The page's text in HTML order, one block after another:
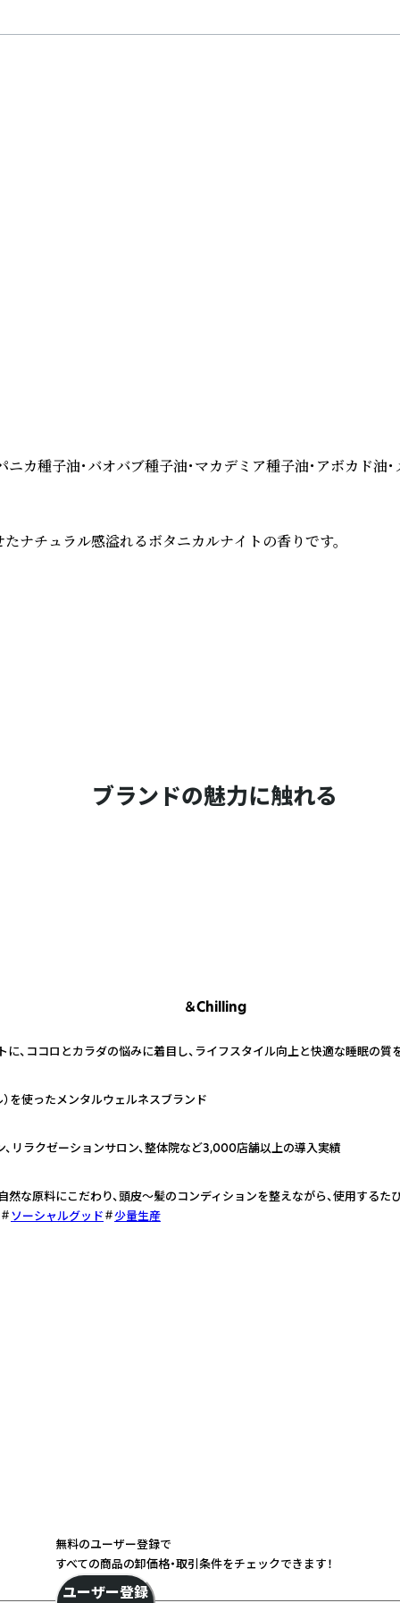
子油・バオバブ種子油・マカデミア種子油・アボカド油・
ナチュラル感溢れるボタニカルナイトの香りです。
ブランドの魅力に触れる
＆Chilling
に、ココロとカラダの悩みに着目し、ライフスタイル向上と快適な睡眠の
を使ったメンタルウェルネスブランド
、リラクゼーションサロン、整体院など3,000店舗以上の導入実績
な原料にこだわり、頭皮〜髪のコンディションを整えながら、使用するた
ソーシャルグッド
少量生産
無料のユーザー登録で
すべての商品の卸価格・取引条件をチェックできます！
ユーザー登録